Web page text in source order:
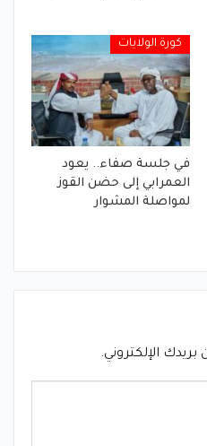
كورة الولايات
في جلسة صفاء.. يعود
العمرابي إلى حضن القوز
لمواصلة المشوار
الإلكتروني.